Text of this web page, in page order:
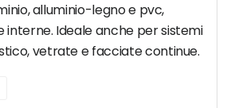
alluminio-legno e pvc,
interne. Ideale anche per sistemi
vetrate e facciate continue.